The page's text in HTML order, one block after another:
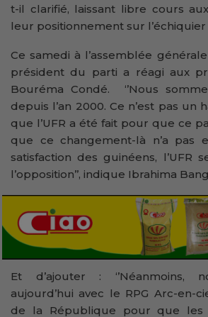
t-il clarifié, laissant libre cours
leur positionnement sur
Ce samedi à l’assemblée
président du parti a réagi aux
Bouréma Condé. ‘’Nous
depuis l’an 2000. Ce n’est pas un
que l’UFR a été fait pour que ce
que ce changement-là n’a pas
satisfaction des guinéens, l’UFR
l’opposition’’, indique Ibrahima
Et d’ajouter : ‘’Néanmoins,
aujourd’hui avec le RPG Arc-en-
de la République pour que les